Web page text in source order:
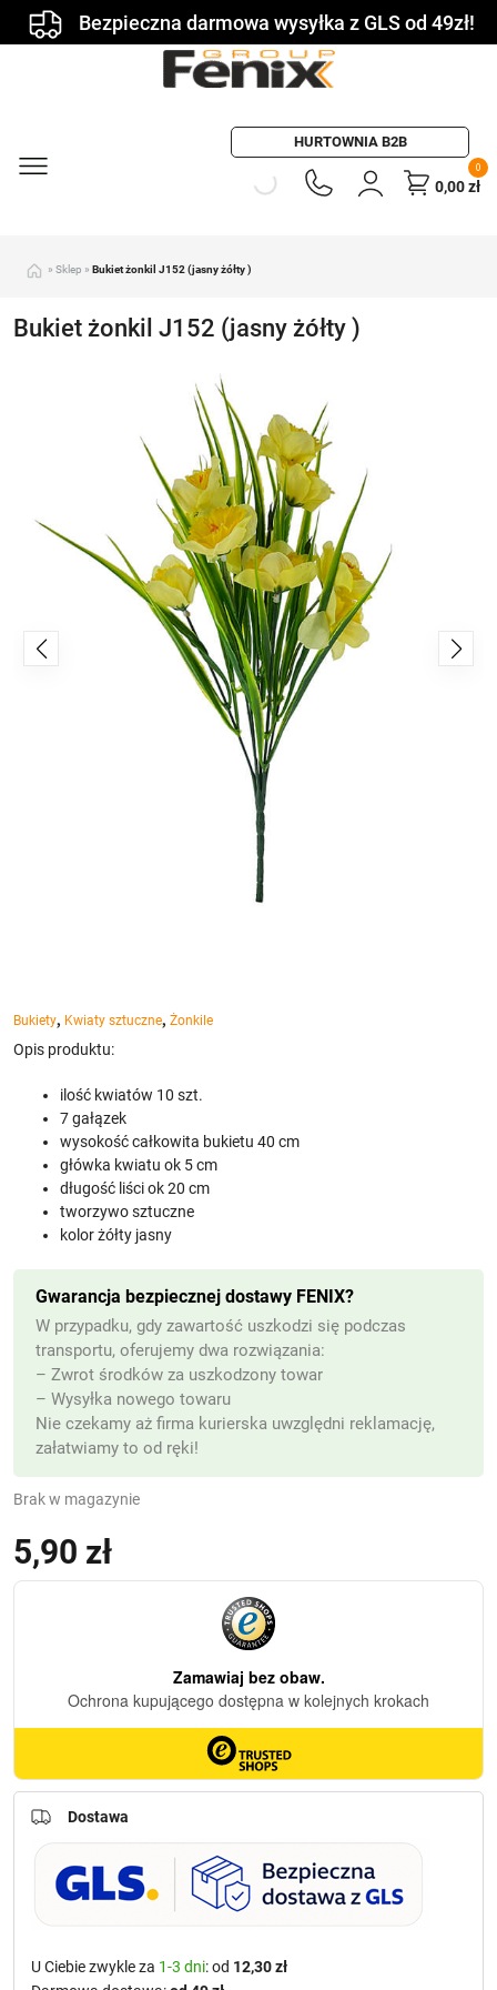
Bezpieczna darmowa wysyłka z GLS od 49zł!
HURTOWNIA B2B
0
0,00zł
» Sklep » Bukiet żonkil J152 (jasny żółty )
Bukiet żonkil J152 (jasny żółty )
Bukiety, Kwiaty sztuczne, Żonkile
5,90 zł
Opis produktu:
ilość kwiatów 10 szt.
7 gałązek
wysokość całkowita bukietu 40 cm
główka kwiatu ok 5 cm
długość liści ok 20 cm
tworzywo sztuczne
kolor żółty jasny
Brak w magazynie
Gwarancja bezpiecznej dostawy FENIX?
W przypadku, gdy zawartość uszkodzi się podczas
transportu, oferujemy dwa rozwiązania:
– Zwrot środków za uszkodzony towar
– Wysyłka nowego towaru
Nie czekamy aż firma kurierska uwzględni reklamację,
załatwiamy to od ręki!
Dostawa
U Ciebie zwykle za 1-3 dni: od 12,30 zł